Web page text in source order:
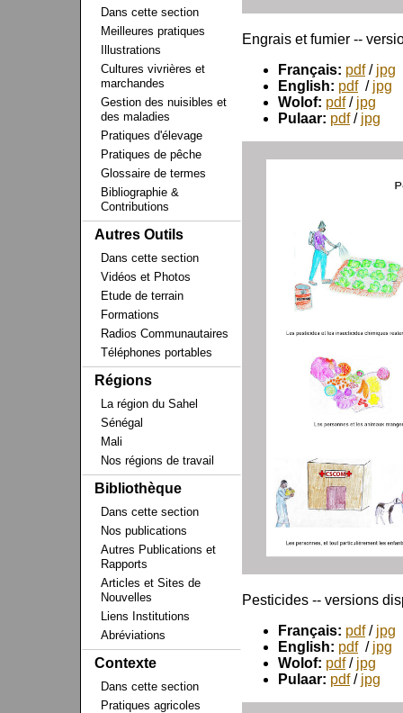
Dans cette section
Meilleures pratiques
Illustrations
Cultures vivrières et
marchandes
Gestion des nuisibles et
des maladies
Pratiques d'élevage
Pratiques de pêche
Glossaire de termes
Bibliographie &
Contributions
Autres Outils
Dans cette section
Vidéos et Photos
Etude de terrain
Formations
Radios Communautaires
Téléphones portables
Régions
La région du Sahel
Sénégal
Mali
Nos régions de travail
Bibliothèque
Dans cette section
Nos publications
Autres Publications et
Rapports
Articles et Sites de
Nouvelles
Liens Institutions
Abréviations
Contexte
Dans cette section
Pratiques agricoles
Engrais et fumier --
Français: pdf/ jpg
English: pdf/ jpg
Wolof: pdf/ jpg
Pulaar: pdf/ jpg
Pesticides -- versions
Français: pdf/ jpg
English: pdf/ jpg
Wolof: pdf/ jpg
Pulaar: pdf/ jpg